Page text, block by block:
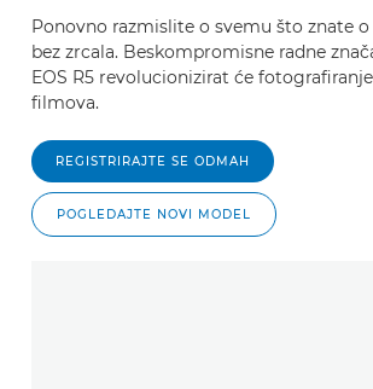
Ponovno razmislite o svemu što znate
bez zrcala. Beskompromisne radne
EOS R5 revolucionizirat će
filmova.
REGISTRIRAJTE SE ODMAH
POGLEDAJTE NOVI MODEL